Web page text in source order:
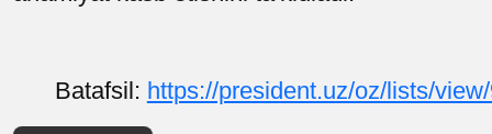
Batafsil: https://president.uz/oz/lists/